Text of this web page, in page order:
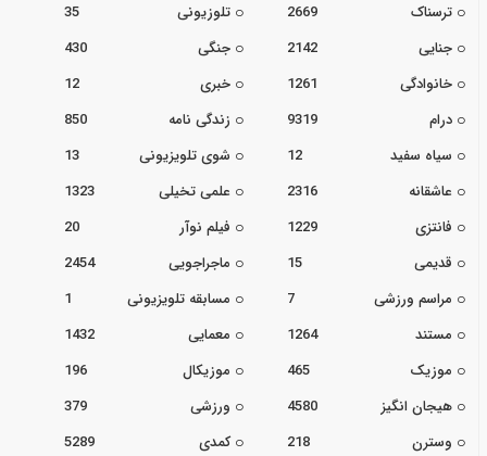
ترسناک
2669 تلوزیونی
35
جنایی
2142 جنگی
430
خانوادگی
1261 خبری
12
درام
9319 زندگی نامه
850
سیاه سفید
12 شوی تلویزیونی
13
عاشقانه
2316 علمی تخیلی
1323
فانتزی
1229 فیلم نوآر
20
قدیمی
15 ماجراجویی
2454
مراسم ورزشی
7 مسابقه تلویزیونی
1
مستند
1264 معمایی
1432
موزیک
465 موزیکال
196
هیجان انگیز
4580 ورزشی
379
وسترن
218 کمدی
5289